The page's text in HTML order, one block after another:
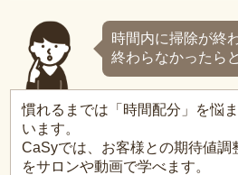
時間内に掃除が終
終わらなかったら
慣れるまでは「時間配分」を悩
います。
CaSyでは、お客様との期待値調
をサロンや動画で学べます。